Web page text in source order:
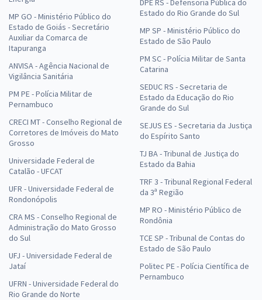
MP GO - Ministério Público do
Estado de Goiás - Secretário
Auxiliar da Comarca de
Itapuranga
ANVISA - Agência Nacional de
Vigilância Sanitária
PM PE - Polícia Militar de
Pernambuco
CRECI MT - Conselho Regional de
Corretores de Imóveis do Mato
Grosso
Universidade Federal de
Catalão - UFCAT
UFR - Universidade Federal de
Rondonópolis
CRA MS - Conselho Regional de
Administração do Mato Grosso
do Sul
UFJ - Universidade Federal de
Jataí
UFRN - Universidade Federal do
Rio Grande do Norte
DPE RS - Defensoria Pública do
Estado do Rio Grande do Sul
MP SP - Ministério Público do
Estado de São Paulo
PM SC - Polícia Militar de Santa
Catarina
SEDUC RS - Secretaria de
Estado da Educação do Rio
Grande do Sul
SEJUS ES - Secretaria da Justiça
do Espírito Santo
TJ BA - Tribunal de Justiça do
Estado da Bahia
TRF 3 - Tribunal Regional Federal
da 3ª Região
MP RO - Ministério Público de
Rondônia
TCE SP - Tribunal de Contas do
Estado de São Paulo
Politec PE - Polícia Científica de
Pernambuco